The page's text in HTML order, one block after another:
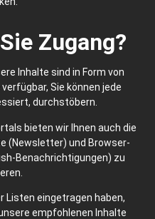
Zugang?
Inhalte sind in Form von
Sie können jede
durchstöbern.
bieten wir Ihnen auch die
(Newsletter) und Browser-
Benachrichtigungen) zu
Listen eingetragen haben,
empfohlenen Inhalte